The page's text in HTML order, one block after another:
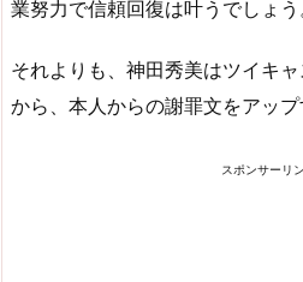
業努力で信頼回復は叶うでしょう
それよりも、神田秀美はツイキ
から、本人からの謝罪文をアップ
スポンサーリ